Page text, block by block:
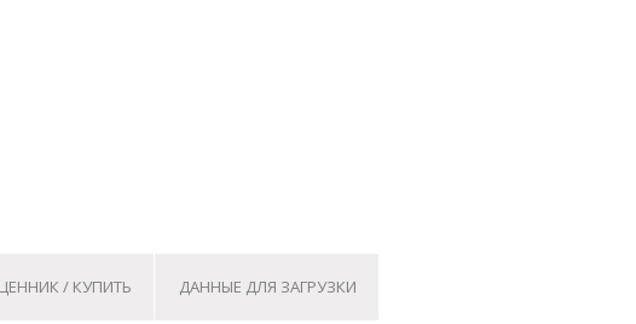
ЦЕННИК / КУПИТЬ ДАННЫЕ ДЛЯ ЗАГРУЗКИ